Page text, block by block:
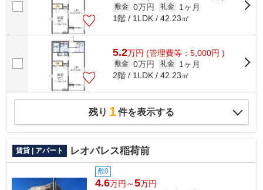
敷金 0万円 礼金
1ヶ月
1階 / 1LDK / 42.23㎡
5.2万円 (管理費等：5,000円 )
敷金 0万円 礼金
1ヶ月
2階 / 1LDK / 42.23㎡
残り 1件を表示する
賃貸 | アパート レオパレス稲荷前
敷0
4.6万円～5万円